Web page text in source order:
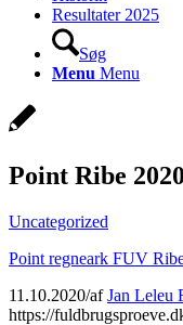
Resultater 2025
Søg
Menu Menu
Point Ribe 2020
Uncategorized
Point regneark FUV
11.10.2020/afJan Leleu
https://